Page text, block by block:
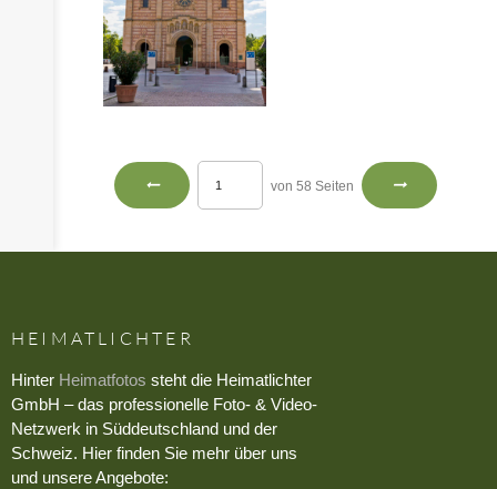
von 58 Seiten
HEIMATLICHTER
Hinter Heimatfotos steht die Heimatlichter
GmbH – das professionelle Foto- & Video-
Netzwerk in Süddeutschland und der
Schweiz. Hier finden Sie mehr über uns
und unsere Angebote: